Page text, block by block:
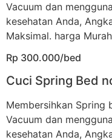
Vacuum dan
kesehatan Anda,
Maksimal. harga
Rp 300.000/bed
Cuci Spring Bed
Membersihkan Spring
Vacuum dan
kesehatan Anda,